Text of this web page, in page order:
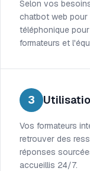
Selon vos
chatbot web pour
téléphonique
formateurs et
3
Vos formateurs
retrouver des
réponses
accueillis 24/7.